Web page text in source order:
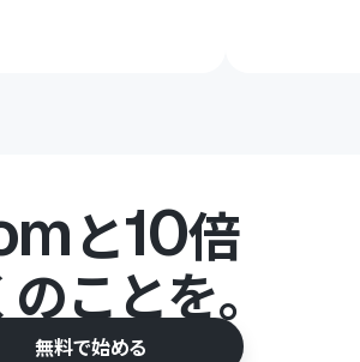
と10倍
ことを。
無料で始める